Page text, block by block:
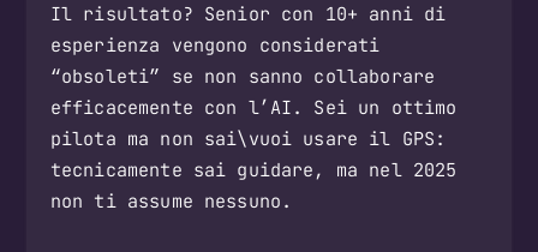
Il risultato? Senior con 10+ anni di
esperienza vengono considerati
“obsoleti” se non sanno collaborare
efficacemente con l’AI. Sei un ottimo
pilota ma non sai\vuoi usare il GPS:
tecnicamente sai guidare, ma nel 2025
non ti assume nessuno.